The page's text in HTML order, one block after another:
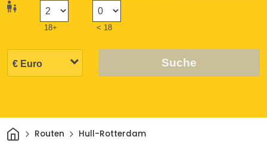
18+ < 18
Suche
HeimRouten Hull-Rotterdam